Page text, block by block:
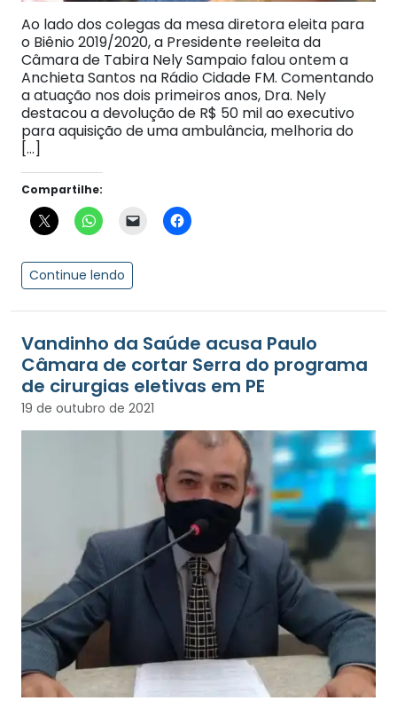
Ao lado dos colegas da mesa diretora eleita para
o Biênio 2019/2020, a Presidente reeleita da
Câmara de Tabira Nely Sampaio falou ontem a
Anchieta Santos na Rádio Cidade FM. Comentando
a atuação nos dois primeiros anos, Dra. Nely
destacou a devolução de R$ 50 mil ao executivo
para aquisição de uma ambulância, melhoria do
[…]
Compartilhe:
Continue lendo
Vandinho da Saúde acusa Paulo
Câmara de cortar Serra do programa
de cirurgias eletivas em PE
19 de outubro de 2021